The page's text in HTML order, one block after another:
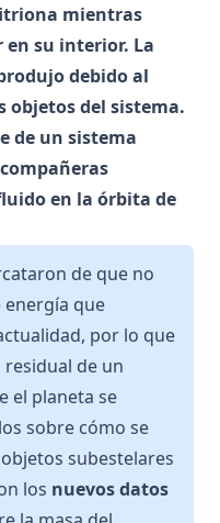
mientras
su interior. La
debido al
objetos del sistema.
de un sistema
en la órbita de
de que no
que
por lo que
de un
el planeta se
sobre cómo se
subestelares
los nuevos datos